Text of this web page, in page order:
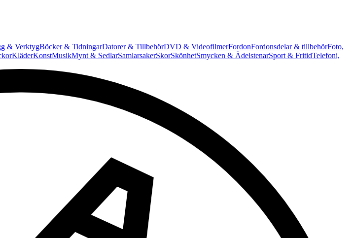
& VerktygBöcker & TidningarDatorer & TillbehörDVD & VideofilmerFordonFordonsdelar & tillbehörFoto,
KläderKonstMusikMynt & SedlarSamlarsakerSkorSkönhetSmycken & ÄdelstenarSport & FritidTelefoni,